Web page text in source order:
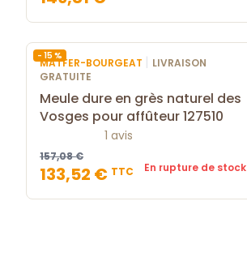
- 15 %
MATFER-BOURGEAT | LIVRAISON
GRATUITE
Meule dure en grès naturel des
Vosges pour affûteur 127510
1 avis
157,08 €
133,52 € TTC En rupture de stock